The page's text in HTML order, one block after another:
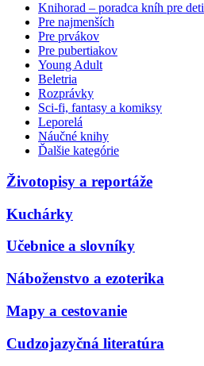
Knihorad – poradca kníh pre deti
Pre najmenších
Pre prvákov
Pre pubertiakov
Young Adult
Beletria
Rozprávky
Sci-fi, fantasy a komiksy
Leporelá
Náučné knihy
Ďalšie kategórie
Životopisy a reportáže
Kuchárky
Učebnice a slovníky
Náboženstvo a ezoterika
Mapy a cestovanie
Cudzojazyčná literatúra